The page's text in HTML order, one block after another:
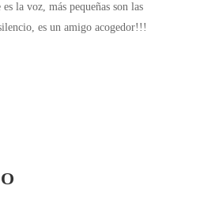
la voz, más pequeñas son las
es un amigo acogedor!!!